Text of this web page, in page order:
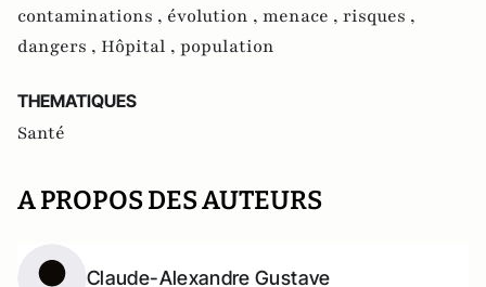
contaminations , évolution , menace , risques ,
dangers , Hôpital , population
THEMATIQUES
Santé
A PROPOS DES AUTEURS
Claude-Alexandre Gustave